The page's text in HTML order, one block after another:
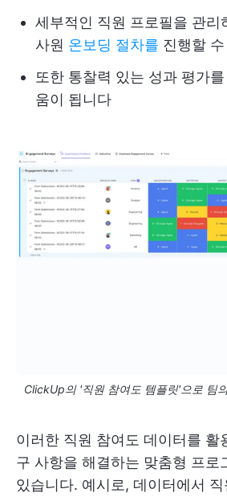
세부적인 직원 프로필을 관리
사원 온보딩 절차를 진행할
또한 통찰력 있는 성과 평가
움이 됩니다
ClickUp의 '직원 참여도 템플릿'으로 팀
이러한 직원 참여도 데이터를 활
구 사항을 해결하는 맞춤형 프로
있습니다. 예시로, 데이터에서